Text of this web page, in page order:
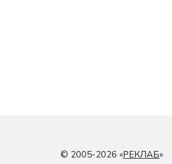
© 2005-2026 «РЕКЛАБ»